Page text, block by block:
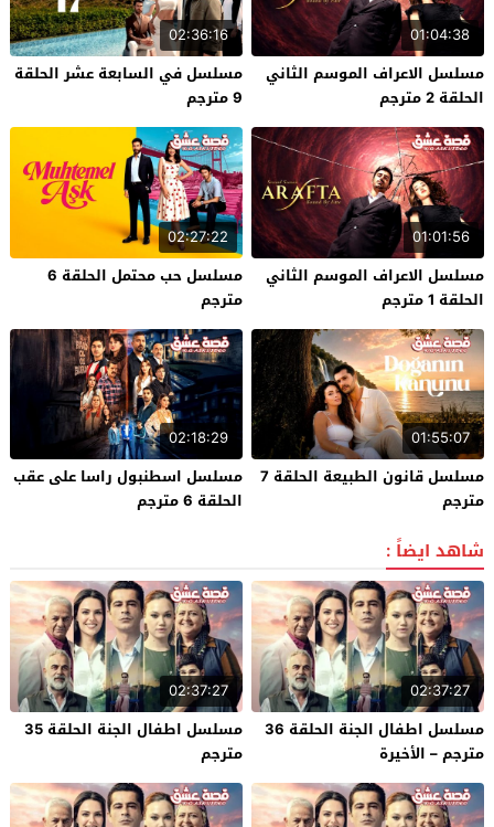
01:04:38
مسلسل الاعراف الموسم الثاني
الحلقة 2 مترجم
02:36:16
مسلسل في السابعة عشر الحلقة
9 مترجم
01:01:56
مسلسل الاعراف الموسم الثاني
الحلقة 1 مترجم
02:27:22
مسلسل حب محتمل الحلقة 6
مترجم
01:55:07
مسلسل قانون الطبيعة الحلقة 7
مترجم
02:18:29
مسلسل اسطنبول راسا على عقب
الحلقة 6 مترجم
شاهد ايضاً :
02:37:27
مسلسل اطفال الجنة الحلقة 36
مترجم – الأخيرة
02:37:27
مسلسل اطفال الجنة الحلقة 35
مترجم